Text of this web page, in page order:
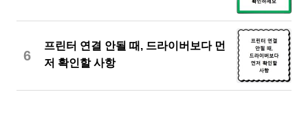
6
프린터 연결 안될 때, 드라이버보다 먼
저 확인할 사항